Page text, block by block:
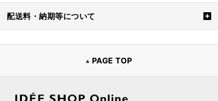
配送料・納期等について
PAGE TOP